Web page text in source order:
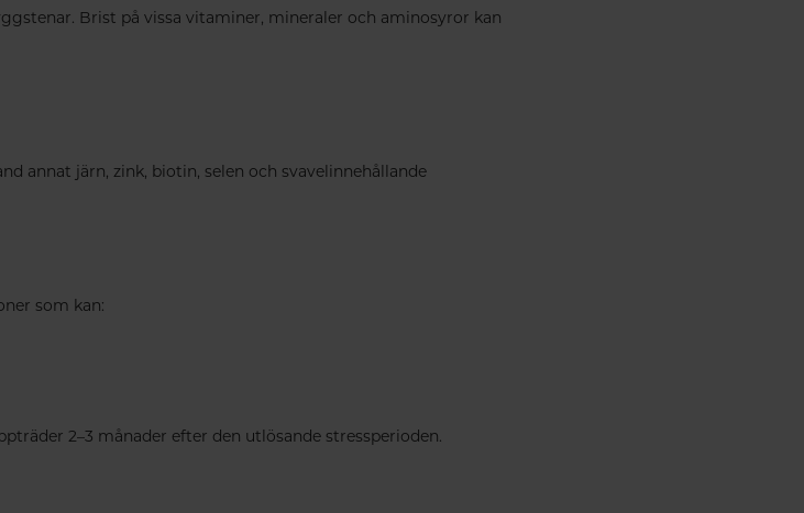
Brist på vissa vitaminer, mineraler och aminosyror kan
annat järn, zink, biotin, selen och svavelinnehållande
som kan:
2–3 månader efter den utlösande stressperioden.